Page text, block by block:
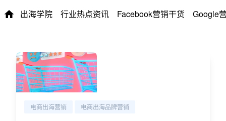
出海学院 行业热点资讯 Facebook营销干货 Google
电商出海营销 电商出海品牌营销